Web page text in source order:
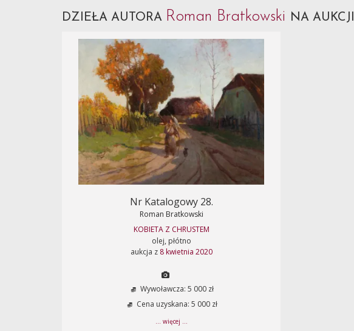
DZIEŁA AUTORA Roman Bratkowski NA AUKCJI
Nr Katalogowy 28.
Roman Bratkowski
KOBIETA Z CHRUSTEM
olej, płótno
aukcja z 8 kwietnia 2020
Wywoławcza: 5 000 zł
Cena uzyskana: 5 000 zł
... więcej ...